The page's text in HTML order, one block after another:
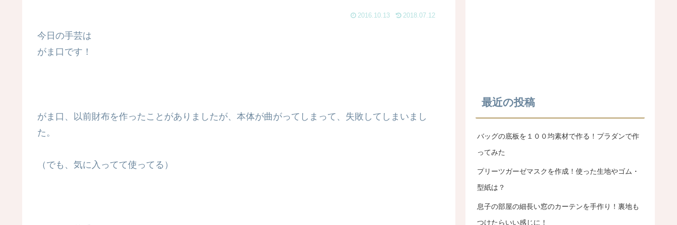
2016.10.13 2018.07.12
今日の手芸は
がま口です！
がま口、以前財布を作ったことがありましたが、本体が曲がってしまって、失敗してしまいまし
た。
（でも、気に入ってて使ってる）
最近の投稿
バッグの底板を１００均素材で作る！プラダンで作
ってみた
プリーツガーゼマスクを作成！使った生地やゴム・
型紙は？
息子の部屋の細長い窓のカーテンを手作り！裏地も
つけたらいい感じに！